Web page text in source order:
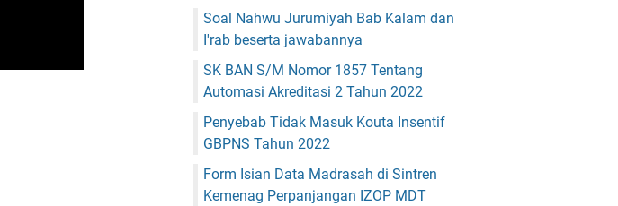
Soal Nahwu Jurumiyah Bab Kalam dan
I'rab beserta jawabannya
SK BAN S/M Nomor 1857 Tentang
Automasi Akreditasi 2 Tahun 2022
Penyebab Tidak Masuk Kouta Insentif
GBPNS Tahun 2022
Form Isian Data Madrasah di Sintren
Kemenag Perpanjangan IZOP MDT